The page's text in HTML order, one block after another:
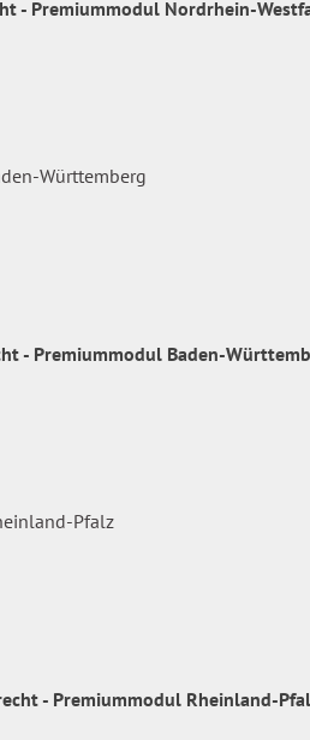
- Premiummodul Nordrhein-
- Premiummodul Baden-
- Premiummodul Rheinland-